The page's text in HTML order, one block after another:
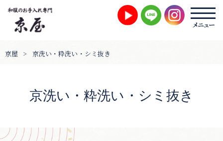
京屋 > 京洗い・粋洗い・シミ抜き
京洗い・粋洗い・シミ抜き